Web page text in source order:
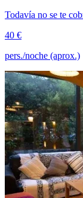
Todavía no se te
40 €
pers./noche (aprox.)